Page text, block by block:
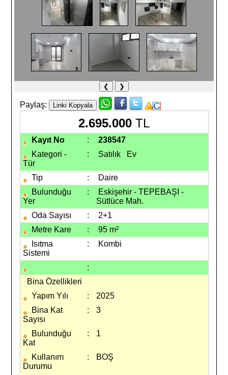
❮ ❯
Paylaş:
2.695.000 TL
Kayıt No :
238547
Kategori -
Tür
: Satılık Ev
Tip :
Daire
Bulunduğu
Yer
:
Eskişehir - TEPEBAŞI -
Sütlüce Mah.
Oda Sayısı
:
2+1
Metre Kare
:
95 m²
Isıtma
Sistemi
: Kombi
:
Bina Özellikleri
Yapım Yılı
:
2025
Bina Kat
Sayısı
: 3
Bulunduğu
Kat
: 1
Kullanım
Durumu
: BOŞ